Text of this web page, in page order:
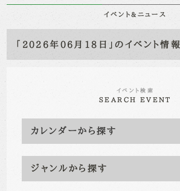
イベント&ニュース
「2026年06月18日」のイベント情報
イベント検索
SEARCH EVENT
カレンダーから探す
ジャンルから探す